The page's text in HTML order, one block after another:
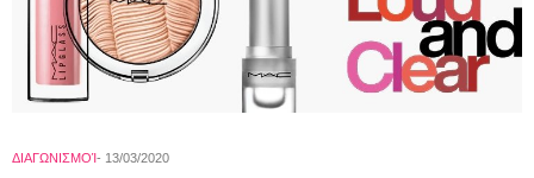
ΔΙΑΓΩΝΙΣΜΟΊ 13/03/2020